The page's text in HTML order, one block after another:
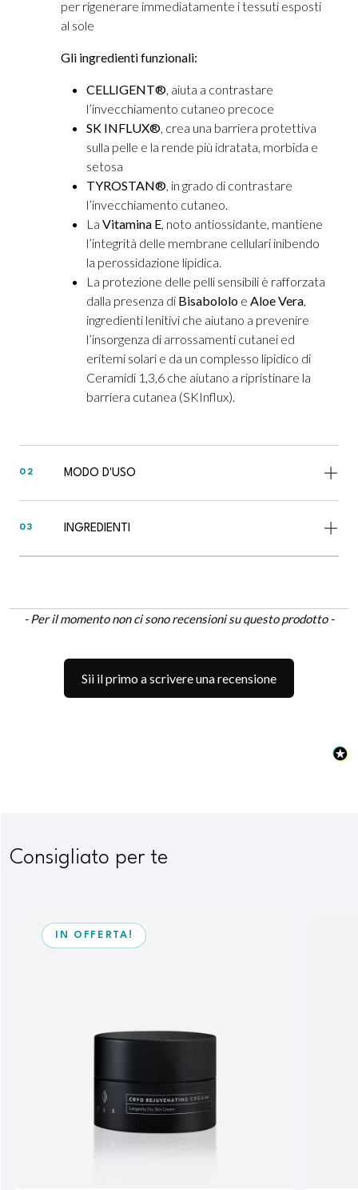
per rigenerare immediatamente i tessuti esposti
al sole
Gli ingredienti funzionali:
CELLIGENT®, aiuta a contrastare
l’invecchiamento cutaneo precoce
SK INFLUX®, crea una barriera protettiva
sulla pelle e la rende più idratata, morbida e
setosa
TYROSTAN®, in grado di contrastare
l’invecchiamento cutaneo.
La Vitamina E, noto antiossidante, mantiene
l’integrità delle membrane cellulari inibendo
la perossidazione lipidica.
La protezione delle pelli sensibili è rafforzata
dalla presenza di Bisabololo e Aloe Vera,
ingredienti lenitivi che aiutano a prevenire
l’insorgenza di arrossamenti cutanei ed
eritemi solari e da un complesso lipidico di
Ceramidi 1,3,6 che aiutano a ripristinare la
barriera cutanea (SKInflux).
02 MODO D'USO
03 INGREDIENTI
- Per il momento non ci sono recensioni su questo prodotto -
Sii il primo a scrivere una recensione
New content loaded
Consigliato per te
IN OFFERTA!